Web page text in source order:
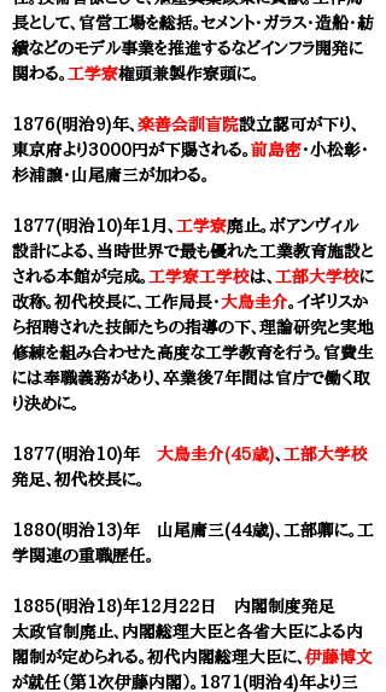
長として、官営工場を総括。セメント・ガラス・造船・紡
績などのモデル事業を推進するなどインフラ開発に
関わる。 工学寮権頭兼製作寮頭に。
1876(明治9)年、 楽善会訓盲院設立認可が下り、
東京府より3000円が下賜される。 前島密・小松彰・
杉浦譲・ 山尾庸三が加わる。
1877(明治10)年1月、 工学寮廃止。ボアンヴィル
設計による、当時世界で最も優れた工業教育施設と
される本館が完成。 工学寮工学校は、 工部大学校に
改称。初代校長に、工作局長・大鳥圭介。イギリスか
ら招聘された技師たちの指導の下、理論研究と実地
修練を組み合わせた高度な工学教育を行う。官費生
には奉職義務があり、卒業後7年間は官庁で働く取
り決めに。
1877(明治10)年 大鳥圭介(45歳)、 工部大学校
発足、初代校長に。
1880(明治13)年 山尾庸三(44歳)、工部卿に。工
学関連の重職歴任。
1885(明治18)年12月22日 内閣制度発足
太政官制廃止、内閣総理大臣と各省大臣による内
閣制が定められる。初代内閣総理大臣に、 伊藤博文
が就任（第1次伊藤内閣）。 1871(明治4)年より三